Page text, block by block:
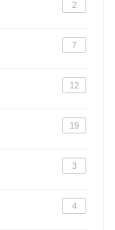
2
7
12
19
3
4